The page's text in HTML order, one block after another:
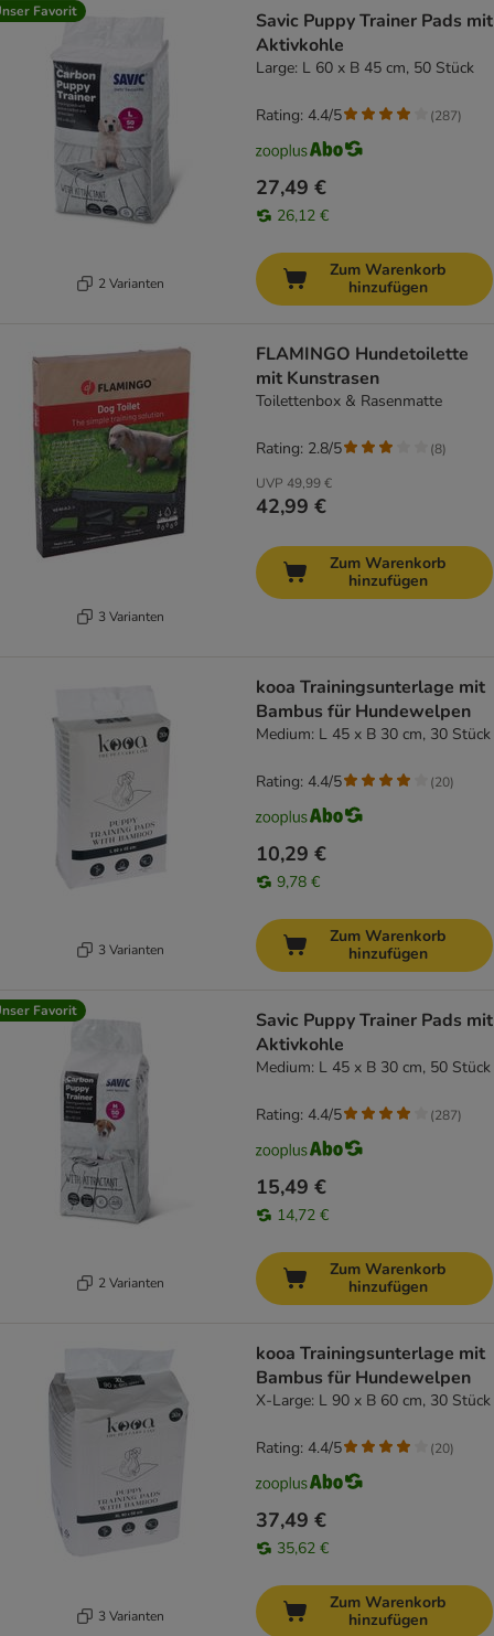
Favorit
2 Varianten
Savic Puppy Trainer Pads mit
Aktivkohle
Large: L 60 x B 45 cm, 50 Stück
27,49 €
26,12 €
Rating: 4.4/5 (287)
Zum Warenkorb
hinzufügen
3 Varianten
FLAMINGO Hundetoilette
mit Kunstrasen
Toilettenbox & Rasenmatte
UVP 49,99 €
42,99 €
Rating: 2.8/5 (8)
Zum Warenkorb
hinzufügen
3 Varianten
kooa Trainingsunterlage mit
Bambus für Hundewelpen
Medium: L 45 x B 30 cm, 30 Stück
10,29 €
9,78 €
Rating: 4.4/5 (20)
Zum Warenkorb
hinzufügen
Favorit
2 Varianten
Savic Puppy Trainer Pads mit
Aktivkohle
Medium: L 45 x B 30 cm, 50 Stück
15,49 €
14,72 €
Rating: 4.4/5 (287)
Zum Warenkorb
hinzufügen
3 Varianten
kooa Trainingsunterlage mit
Bambus für Hundewelpen
X-Large: L 90 x B 60 cm, 30 Stück
37,49 €
35,62 €
Rating: 4.4/5 (20)
Zum Warenkorb
hinzufügen